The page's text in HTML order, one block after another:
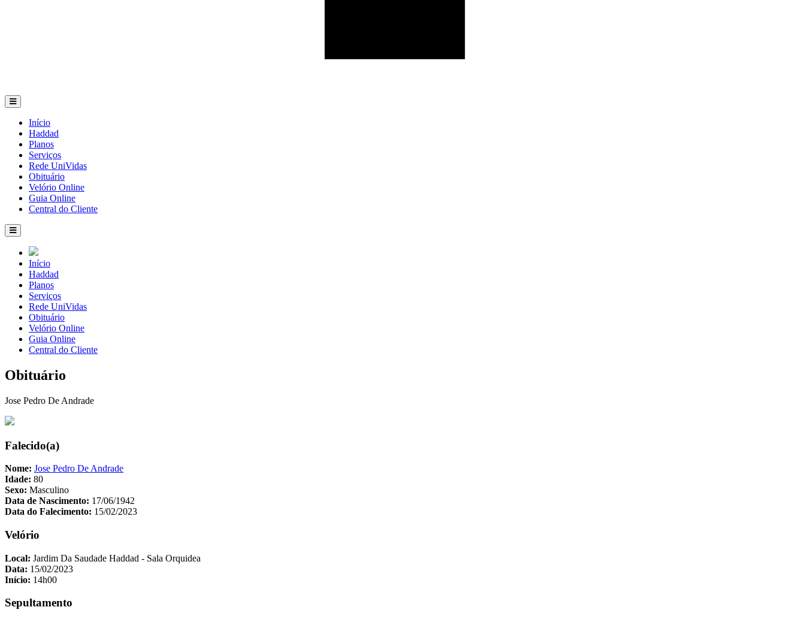
Início
Haddad
Planos
Serviços
Rede UniVidas
Obituário
Velório Online
Guia Online
Central do Cliente
Início
Haddad
Planos
Serviços
Rede UniVidas
Obituário
Velório Online
Guia Online
Central do Cliente
Obituário
Jose Pedro De Andrade
Falecido(a)
Nome: Jose Pedro De Andrade
Idade: 80
Sexo: Masculino
Data de Nascimento: 17/06/1942
Data do Falecimento: 15/02/2023
Velório
Local: Jardim Da Saudade Haddad - Sala Orquidea
Data: 15/02/2023
Início: 14h00
Sepultamento